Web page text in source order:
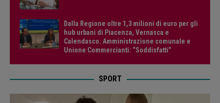
Dalla Regione oltre 1,3 milioni di euro per gli
hub urbani di Piacenza, Vernasca e
Calendasco. Amministrazione comunale e
Unione Commercianti: “Soddisfatti”
SPORT